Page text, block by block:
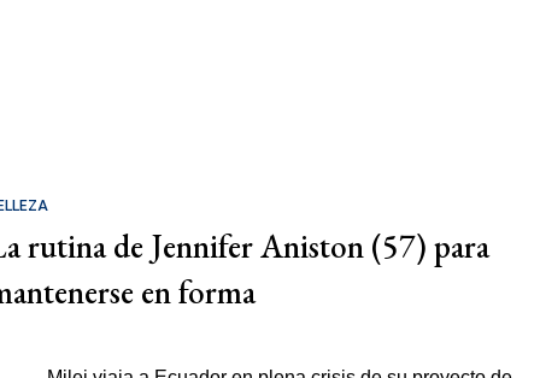
rutina de Jennifer Aniston (57) para
en forma